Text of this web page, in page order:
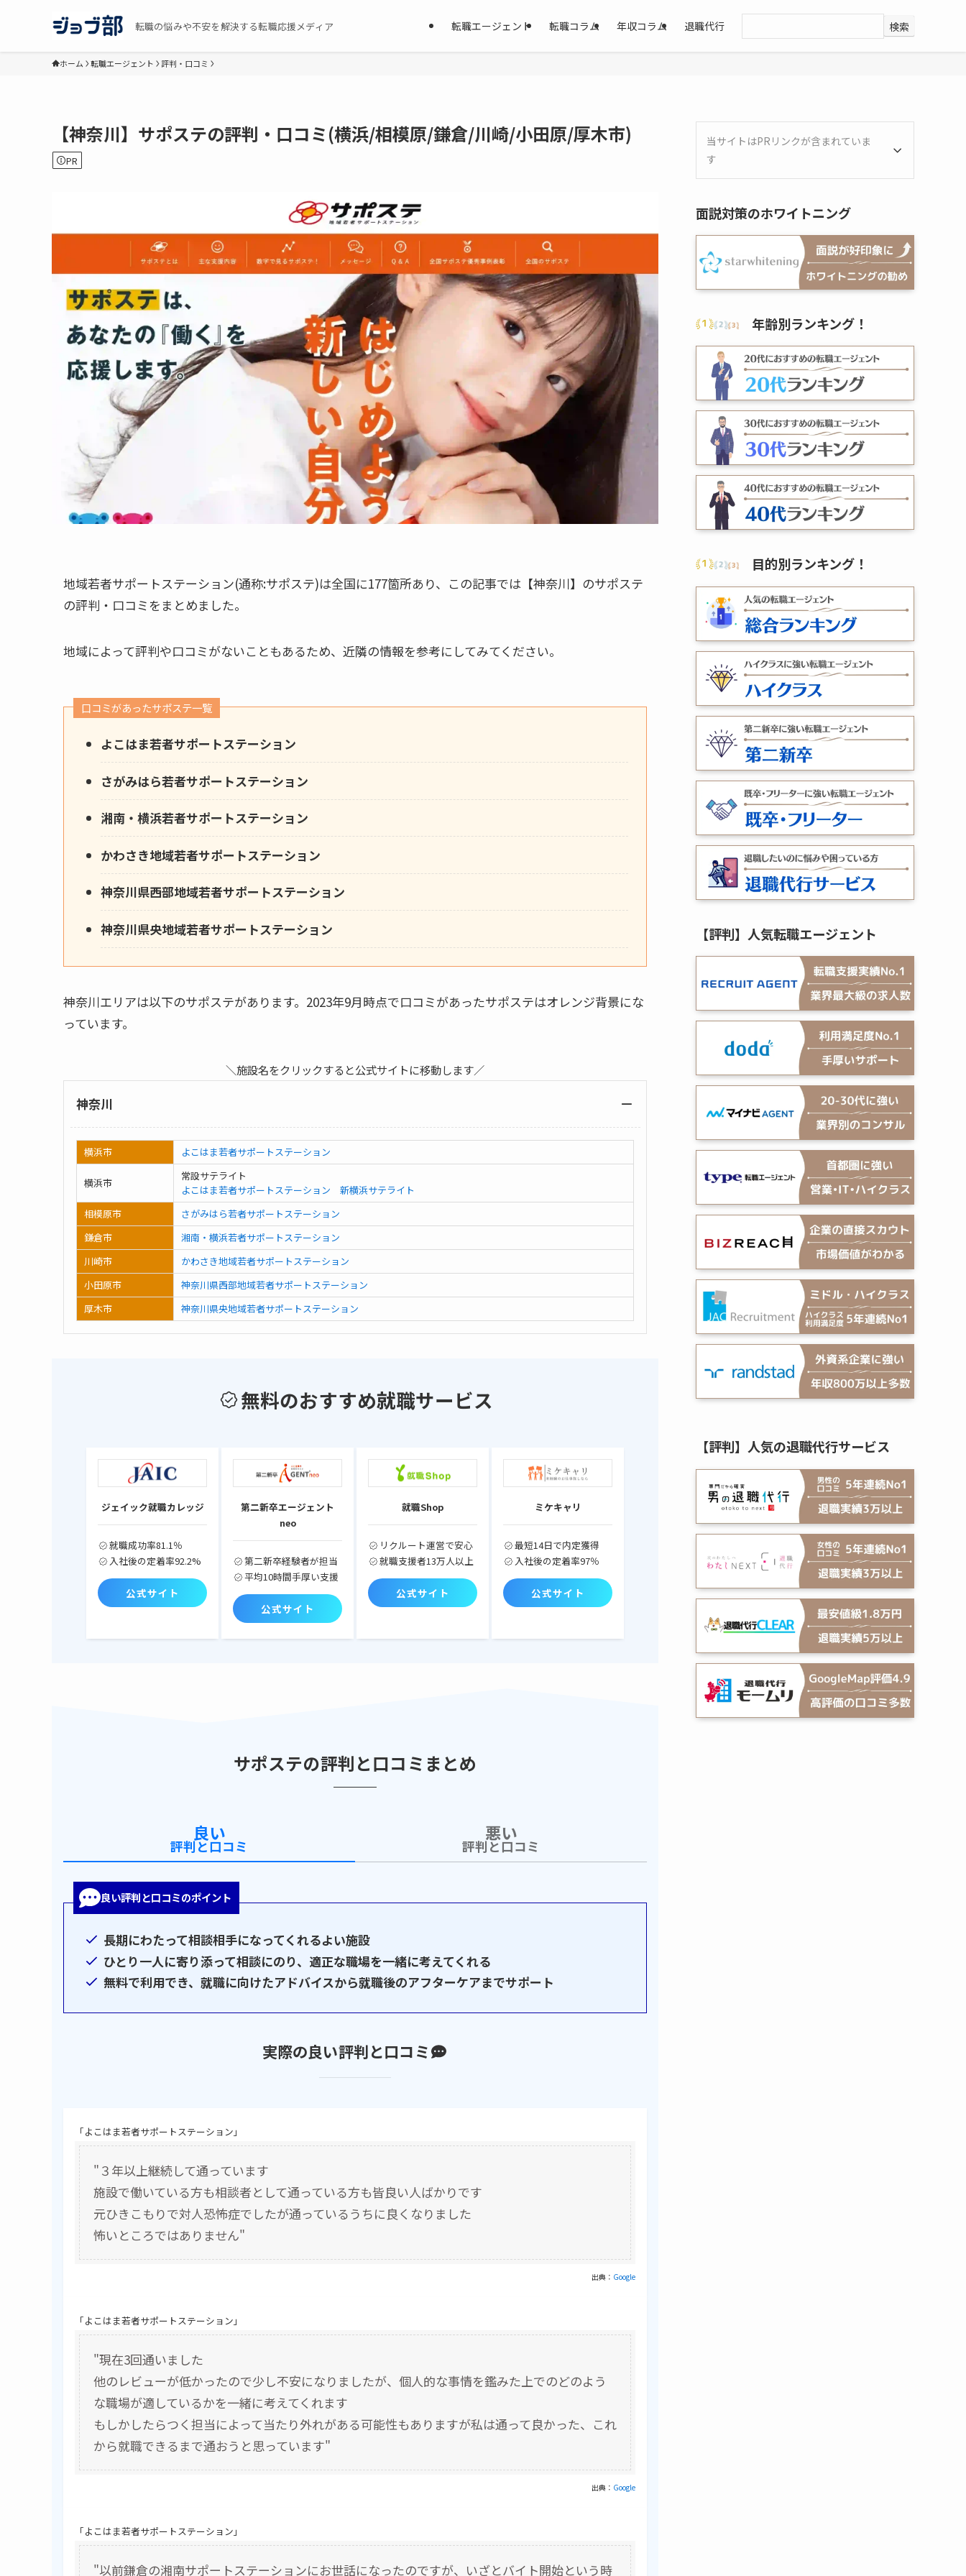
転職の悩みや不安を解決する転職応援メディア 転職エージェント 転職コラム 年収コラム 退職代行 検索
ホーム 転職エージェント 評判・口コミ
【神奈川】サポステの評判・口コミ(横浜/相模原/鎌倉/川崎/小田原/厚木市)
PR
地域若者サポートステーション(通称:サポステ)は全国に177箇所あり、この記事では【神奈川】のサポステ
の評判・口コミをまとめました。
地域によって評判や口コミがないこともあるため、近隣の情報を参考にしてみてください。
口コミがあったサポステ一覧
よこはま若者サポートステーション
さがみはら若者サポートステーション
湘南・横浜若者サポートステーション
かわさき地域若者サポートステーション
神奈川県西部地域若者サポートステーション
神奈川県央地域若者サポートステーション
神奈川エリアは以下のサポステがあります。2023年9月時点で口コミがあったサポステはオレンジ背景にな
っています。
＼施設名をクリックすると公式サイトに移動します／
神奈川
横浜市 よこはま若者サポートステーション
横浜市
常設サテライト
よこはま若者サポートステーション 新横浜サテライト
相模原市
さがみはら若者サポートステーション
鎌倉市
湘南・横浜若者サポートステーション
川崎市
かわさき地域若者サポートステーション
小田原市
神奈川県西部地域若者サポートステーション
厚木市
神奈川県央地域若者サポートステーション
無料のおすすめ就職サービス
ジェイック就職カレッジ
就職成功率81.1％
入社後の定着率92.2%
公式サイト
第二新卒エージェント
neo
第二新卒経験者が担当
平均10時間手厚い支援
公式サイト
就職Shop
リクルート運営で安心
就職支援者13万人以上
公式サイト
ミケキャリ
最短14日で内定獲得
入社後の定着率97％
公式サイト
サポステの評判と口コミまとめ
良い
評判と口コミ
悪い
評判と口コミ
良い評判と口コミのポイント
長期にわたって相談相手になってくれるよい施設
ひとり一人に寄り添って相談にのり、適正な職場を一緒に考えてくれる
無料で利用でき、就職に向けたアドバイスから就職後のアフターケアまでサポート
実際の良い評判と口コミ
「よこはま若者サポートステーション」
"３年以上継続して通っています
施設で働いている方も相談者として通っている方も皆良い人ばかりです
元ひきこもりで対人恐怖症でしたが通っているうちに良くなりました
怖いところではありません"
出典： Google
「よこはま若者サポートステーション」
"現在3回通いました
他のレビューが低かったので少し不安になりましたが、個人的な事情を鑑みた上でのどのよう
な職場が適しているかを一緒に考えてくれます
もしかしたらつく担当によって当たり外れがある可能性もありますが私は通って良かった、これ
から就職できるまで通おうと思っています"
出典： Google
「よこはま若者サポートステーション」
"以前鎌倉の湘南サポートステーションにお世話になったのですが、いざとバイト開始という時
当サイトはPRリンクが含まれていま
す
面説対策のホワイトニング
年齢別ランキング ！
目的別ランキング ！
【評判】人気転職エージェント
【評判】人気の退職代行サービス